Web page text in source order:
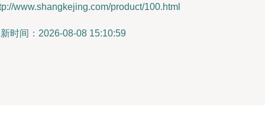
www.shangkejing.com/product/100.html
时间：2026-08-08 15:10:59